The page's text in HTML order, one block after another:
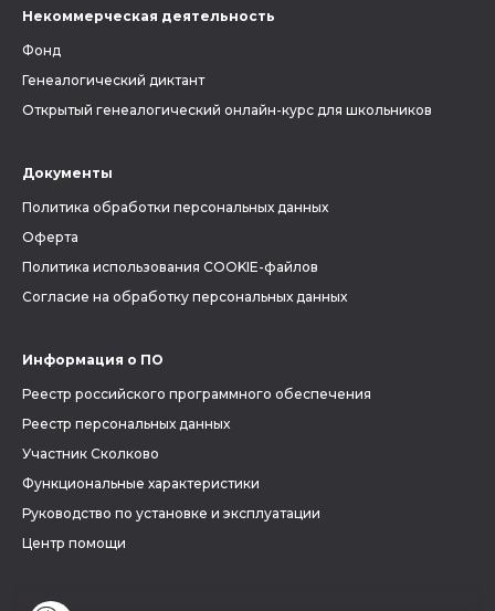
Некоммерческая деятельность
Фонд
Генеалогический диктант
Открытый генеалогический онлайн-курс для школьников
Документы
Политика обработки персональных данных
Оферта
Политика использования COOKIE-файлов
Согласие на обработку персональных данных
Информация о ПО
Реестр российского программного обеспечения
Реестр персональных данных
Участник Сколково
Функциональные характеристики
Руководство по установке и эксплуатации
Центр помощи